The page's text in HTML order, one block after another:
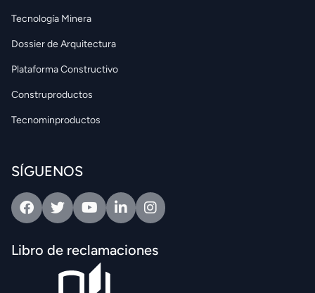
Tecnología Minera
Dossier de Arquitectura
Plataforma Constructivo
Construproductos
Tecnominproductos
SÍGUENOS
FacebookTwitterYoutubeLinkedinIntagram
Libro de reclamaciones